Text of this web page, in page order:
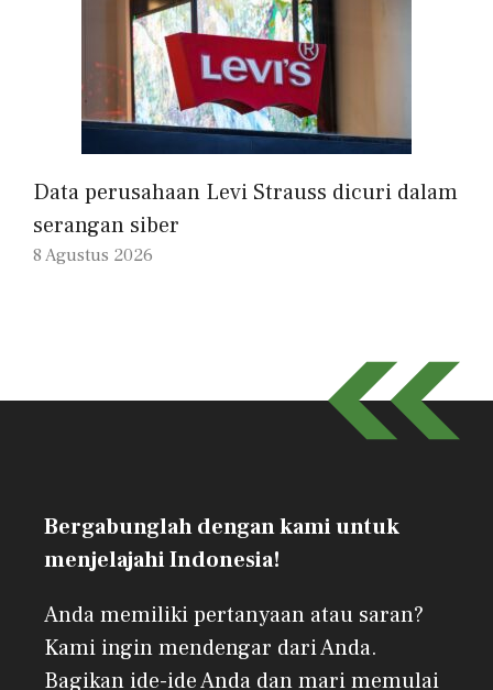
Data perusahaan Levi Strauss dicuri dalam
serangan siber
8 Agustus 2026
Bergabunglah dengan kami untuk
menjelajahi Indonesia!
Anda memiliki pertanyaan atau saran?
Kami ingin mendengar dari Anda.
Bagikan ide-ide Anda dan mari memulai